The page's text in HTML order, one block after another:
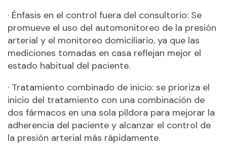
· Énfasis en el control fuera del consultorio: Se
promueve el uso del automonitoreo de la presión
arterial y el monitoreo domiciliario, ya que las
mediciones tomadas en casa reflejan mejor el
estado habitual del paciente.
· Tratamiento combinado de inicio: se prioriza el
inicio del tratamiento con una combinación de
dos fármacos en una sola píldora para mejorar la
adherencia del paciente y alcanzar el control de
la presión arterial más rápidamente.